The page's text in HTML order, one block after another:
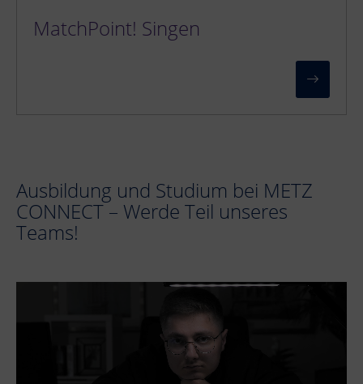
MatchPoint! Singen
Ausbildung und Studium bei METZ
CONNECT – Werde Teil unseres
Teams!